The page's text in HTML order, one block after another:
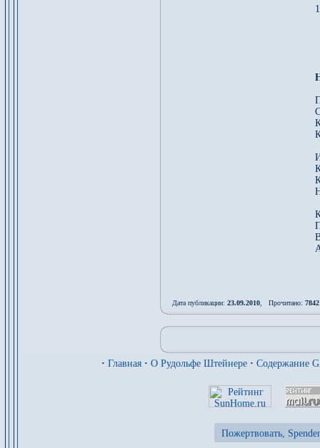
Дата публикации: 23.09.2010, Прочитано: 7842
· Главная · О Рудольфе Штейнере · Содержание
Пожертвовать,